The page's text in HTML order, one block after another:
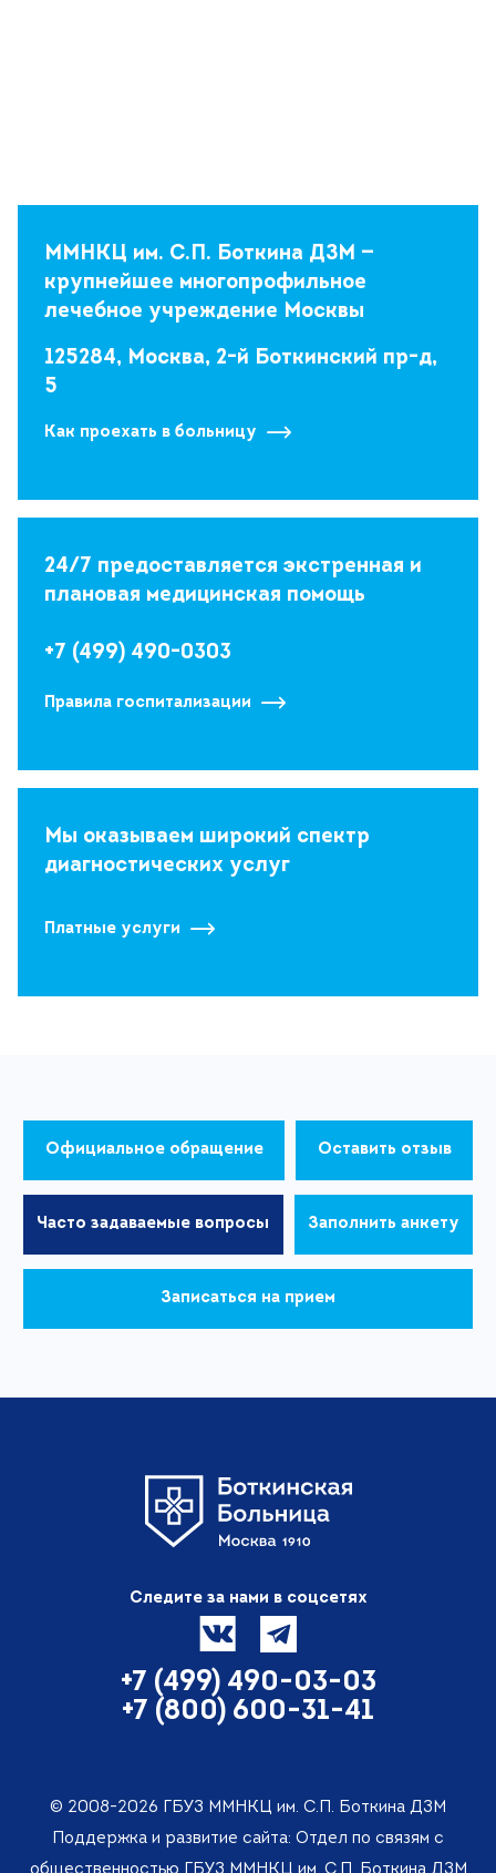
ММНКЦ им. С.П. Боткина ДЗМ —
крупнейшее многопрофильное
лечебное учреждение Москвы
125284, Москва, 2-й Боткинский пр-д,
5
Как проехать в больницу
24/7 предоставляется экстренная и
плановая медицинская помощь
+7 (499) 490-0303
Правила госпитализации
Мы оказываем широкий спектр
диагностических услуг
Платные услуги
Официальное обращение Оставить отзыв
Часто задаваемые вопросы Заполнить анкету
Записаться на прием
Следите за нами в соцсетях
+7 (499) 490-03-03
+7 (800) 600-31-41
© 2008-2026 ГБУЗ ММНКЦ им. С.П. Боткина ДЗМ
Поддержка и развитие сайта: Отдел по связям с